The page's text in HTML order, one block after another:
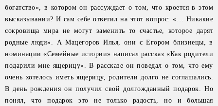
богатство», в котором он рассуждает о том, что кроется в этом
высказывании? И сам себе ответил на этот вопрос: «… Никакие
сокровища мира не могут заменить то счастье, которое дарят
родные люди». А Мацегоров Илья, они с Егором близнецы, в
номинации «Семейные истории» написал рассказ «Как родители
подарили мне ящерицу». В рассказе он поведал о том, что ему
очень хотелось иметь ящерицу, родители долго не соглашались.
В день рождения он получил свой долгожданный подарок. Но
понял, что подарок это не только радость, но и большая